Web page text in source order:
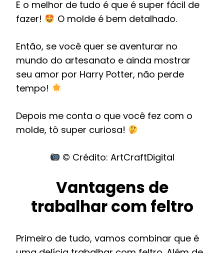
E o melhor de tudo é que é super fácil de
fazer!
O molde é bem detalhado.
Então, se você quer se aventurar no
mundo do artesanato e ainda mostrar
seu amor por Harry Potter, não perde
tempo!
Depois me conta o que você fez com o
molde, tô super curiosa!
© Crédito: ArtCraftDigital
Vantagens de
trabalhar com feltro
Primeiro de tudo, vamos combinar que é